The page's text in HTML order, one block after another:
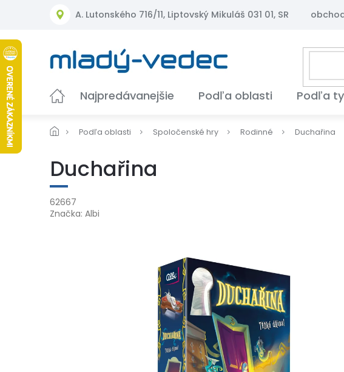
A. Lutonského 716/11, Liptovský Mikuláš 031 01, SR
Najpredávanejšie Podľa oblasti Podľa
Podľa oblasti Spoločenské hry Rodinné Duchařina
Duchařina
62667
Značka: Albi